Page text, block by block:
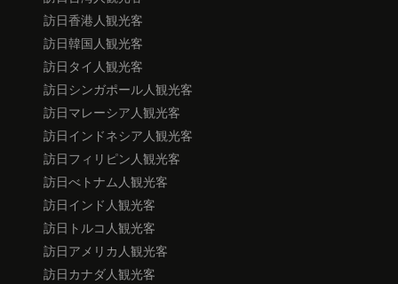
訪日香港人観光客
訪日韓国人観光客
訪日タイ人観光客
訪日シンガポール人観光客
訪日マレーシア人観光客
訪日インドネシア人観光客
訪日フィリピン人観光客
訪日べトナム人観光客
訪日インド人観光客
訪日トルコ人観光客
訪日アメリカ人観光客
訪日カナダ人観光客